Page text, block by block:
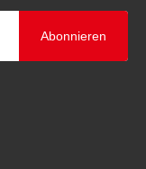
Abonnieren